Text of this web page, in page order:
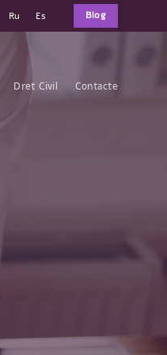
Ru Es Blog
Dret Civil Contacte